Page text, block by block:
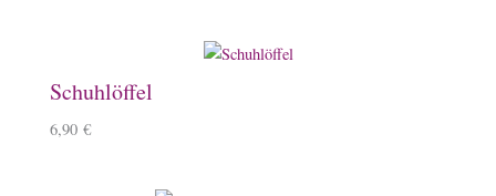
Schuhlöffel
6,90 €